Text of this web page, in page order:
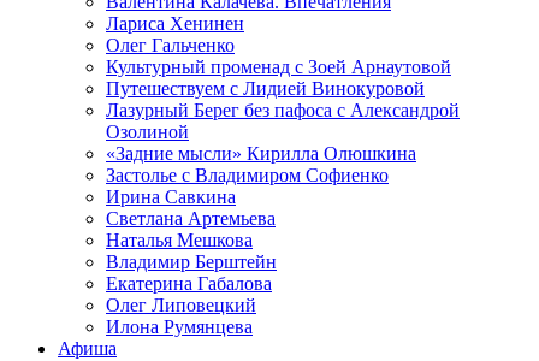
Лариса Хенинен
Олег Гальченко
Культурный променад с Зоей Арнаутовой
Путешествуем с Лидией Винокуровой
Лазурный Берег без пафоса с Александрой
Озолиной
«Задние мысли» Кирилла Олюшкина
Застолье с Владимиром Софиенко
Ирина Савкина
Светлана Артемьева
Наталья Мешкова
Владимир Берштейн
Екатерина Габалова
Олег Липовецкий
Илона Румянцева
Афиша